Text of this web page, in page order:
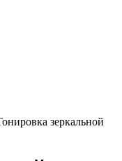
зеркальной